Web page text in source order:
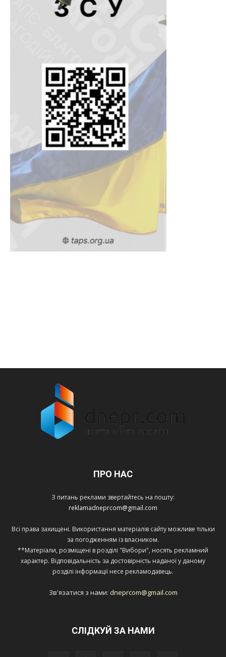
ПРО НАС
З питань реклами звертайтесь на пошту:
reklamadneprcom@gmail.com
Всі права захищені. Використання матеріалів сайту можливе тільки
за погодженням із власником.
**Матеріали, розміщені в розділі "Вибори", носять рекламний
характер. Відповідальність за достовірність наданої у даному
розділі інформації несе рекламодавець.
Зв'язатися з нами: dneprcom@gmail.com
СЛІДКУЙ ЗА НАМИ